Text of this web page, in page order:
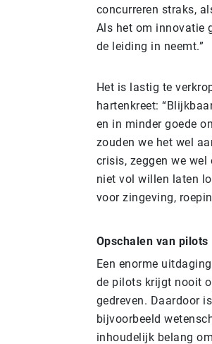
concurreren straks,
Als het om innovatie
de leiding in neemt.”
Het is lastig te
hartenkreet:
en in minder goede
zouden we het wel
crisis, zeggen we wel
niet vol willen laten
voor zingeving,
Opschalen van pilots
Een enorme
de pilots krijgt nooit
gedreven. Daardoor
bijvoorbeeld
inhoudelijk belang